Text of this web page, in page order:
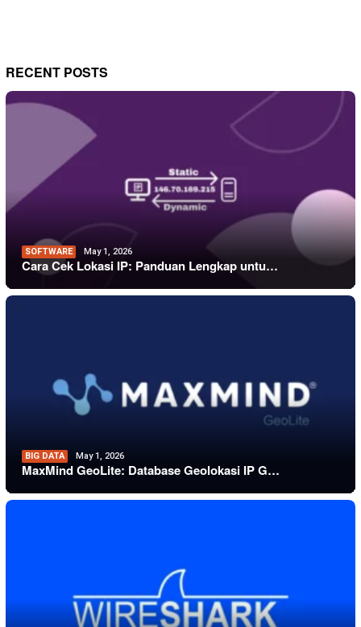
RECENT POSTS
SOFTWARE May 1, 2026
Cara Cek Lokasi IP: Panduan Lengkap untu…
BIG DATA May 1, 2026
MaxMind GeoLite: Database Geolokasi IP G…